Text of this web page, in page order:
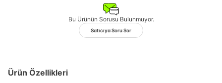
Bu Ürünün Sorusu Bulunmuyor.
Satıcıya Soru Sor
Ürün Özellikleri